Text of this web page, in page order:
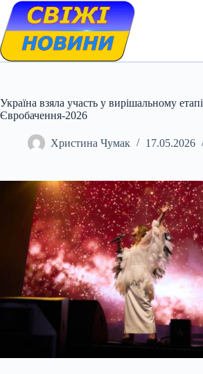
Skip
content
Україна взяла участь у вирішальному етапі
Євробачення-2026
Христина Чумак 17.05.2026